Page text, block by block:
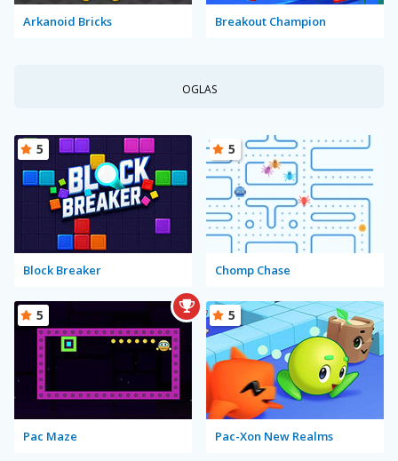
Arkanoid Bricks Breakout Champion
OGLAS
Block Breaker
5
Chomp Chase
5
Pac Maze
5
Pac-Xon New Realms
5